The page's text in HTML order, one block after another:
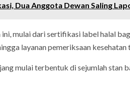
Dua Anggota Dewan Saling
mulai dari sertifikasi label halal
layanan pemeriksaan
mulai terbentuk di sejumlah stan